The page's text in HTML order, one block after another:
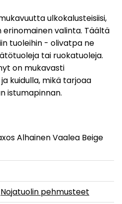
ulkokalusteisiisi,
erinomainen valinta. Täältä
tuoleihin - olivatpa ne
tai ruokatuoleja.
on mukavasti
kuidulla, mikä tarjoaa
istumapinnan.
Alhainen Vaalea Beige
Nojatuolin pehmusteet